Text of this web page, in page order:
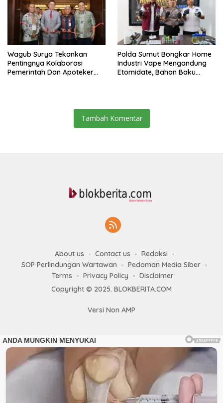
Wagub Surya Tekankan
Pentingnya Kolaborasi
Pemerintah Dan Apoteker
Polda Sumut Bongkar Home
Industri Vape Mengandung
Etomidate, Bahan Baku
Tambah Komentar
About us Contact us
Redaksi
SOP Perlindungan Wartawan
Pedoman Media Siber
Terms
Privacy Policy
Disclaimer
Copyright © 2025. BLOKBERITA.COM
Versi Non AMP